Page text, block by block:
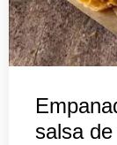
salsa